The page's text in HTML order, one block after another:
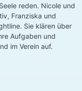
reden. Nicole und
Franziska und
Sie klären über
Aufgaben und
im Verein auf.